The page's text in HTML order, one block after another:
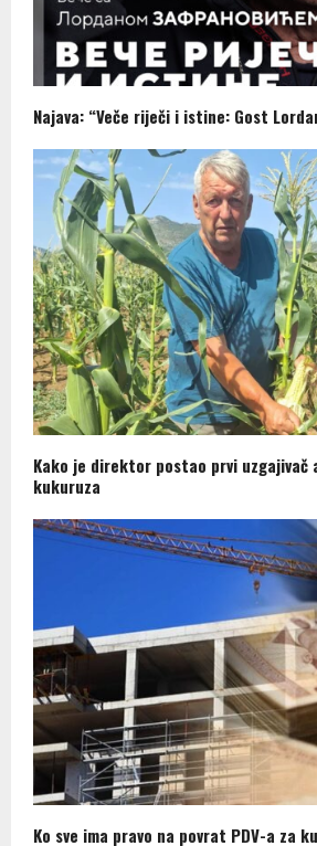
Najava: “Veče riječi i istine: Gost
Kako je direktor postao prvi uzgajivač
kukuruza
Ko sve ima pravo na povrat PDV-a za